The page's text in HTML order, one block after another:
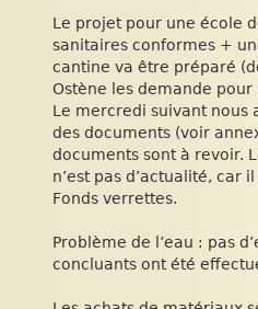
Le projet pour une école
sanitaires conformes +
cantine va être préparé
Ostène les demande
Le mercredi suivant nous
des documents (voir
documents sont à revoir.
n’est pas d’actualité, car
Fonds verrettes.
Problème de l’eau : pas
concluants ont été